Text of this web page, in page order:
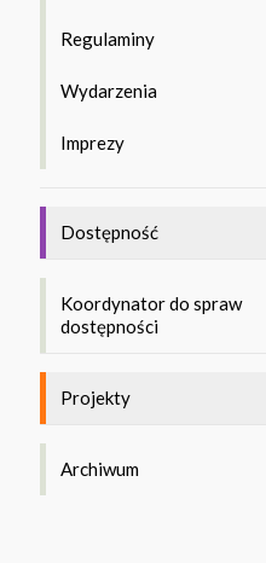
Regulaminy
Wydarzenia
Imprezy
Dostępność
Koordynator do spraw
dostępności
Projekty
Archiwum